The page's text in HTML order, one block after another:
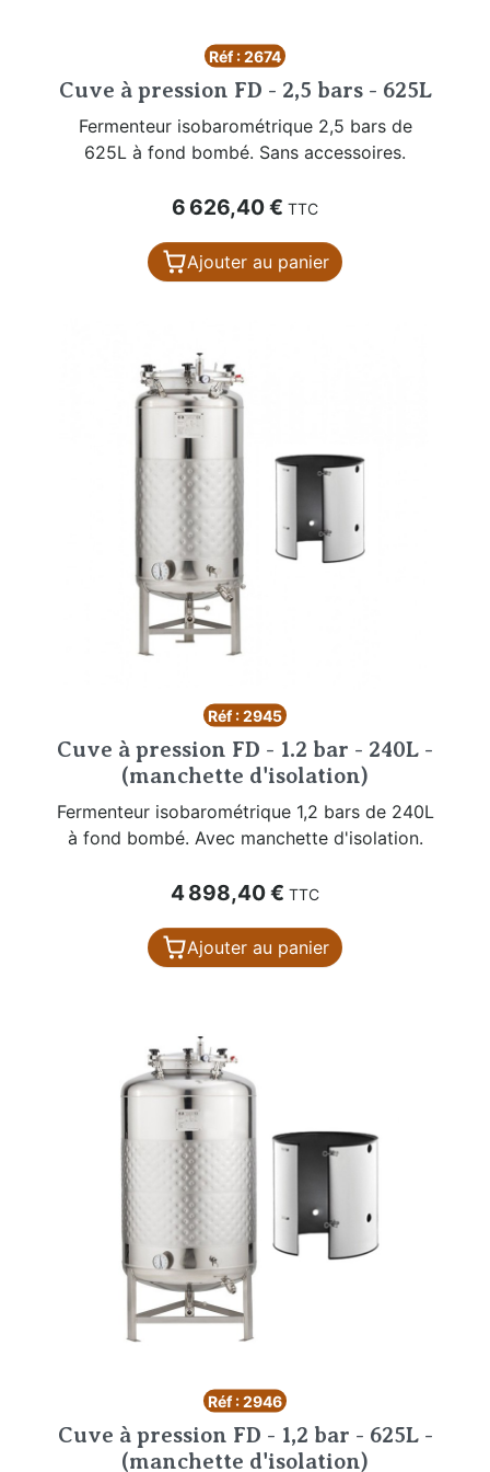
Réf : 2674
Cuve à pression FD - 2,5 bars - 625L
Fermenteur isobarométrique 2,5 bars de
625L à fond bombé. Sans accessoires.
Prix
6 626,40 € TTC
Ajouter au panier
Réf : 2945
Cuve à pression FD - 1.2 bar - 240L -
(manchette d'isolation)
Fermenteur isobarométrique 1,2 bars de 240L
à fond bombé. Avec manchette d'isolation.
Prix
4 898,40 € TTC
Ajouter au panier
Réf : 2946
Cuve à pression FD - 1,2 bar - 625L -
(manchette d'isolation)